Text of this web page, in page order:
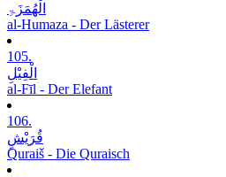
الْھُمَزَۃِ
al-Humaza - Der Lästerer
105.
الْفِیْلِ
al-Fīl - Der Elefant
106.
قُرَیْشٍ
Quraiš - Die Quraisch